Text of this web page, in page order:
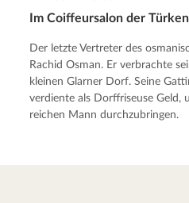
Im Coiffeursalon der
Der letzte Vertreter des
Rachid Osman. Er verbrachte
kleinen Glarner Dorf. Seine
verdiente als Dorffriseuse Geld,
reichen Mann durchzubringen.